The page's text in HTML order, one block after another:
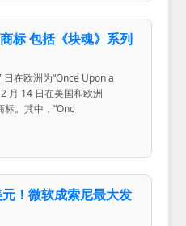
标 包括《块魂》系列
在欧洲为“Once Upon a
月 14 日在美国和欧洲
标。其中，“Onc
！微软成索尼最大发